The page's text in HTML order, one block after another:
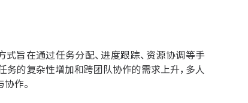
旨在通过任务分配、进度跟踪、资源协调等手
务的复杂性增加和跨团队协作的需求上升，多人
作。